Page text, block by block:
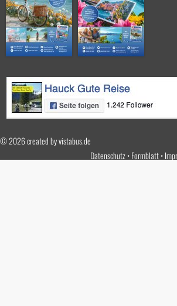
© 2026 created byvistabus.de
Datenschutz Formblatt